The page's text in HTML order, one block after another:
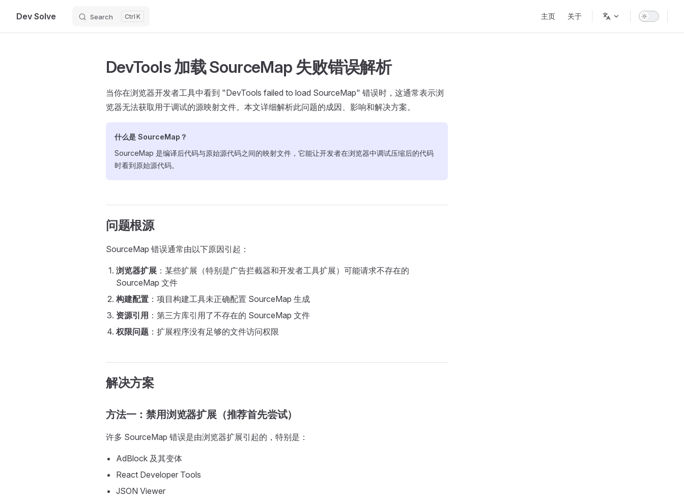
Skip to content
Dev Solve Search K 主页 关于
DevTools 加载 SourceMap 失败错误解析
当你在浏览器开发者工具中看到 "DevTools failed to load SourceMap" 错误时，这通常表示浏
览器无法获取用于调试的源映射文件。本文详细解析此问题的成因、影响和解决方案。
什么是 SourceMap？
SourceMap 是编译后代码与原始源代码之间的映射文件，它能让开发者在浏览器中调试压缩后的代码
时看到原始源代码。
问题根源
SourceMap 错误通常由以下原因引起：
浏览器扩展 ：某些扩展（特别是广告拦截器和开发者工具扩展）可能请求不存在的
SourceMap 文件
构建配置 ：项目构建工具未正确配置 SourceMap 生成
资源引用 ：第三方库引用了不存在的 SourceMap 文件
权限问题 ：扩展程序没有足够的文件访问权限
解决方案
方法一：禁用浏览器扩展（推荐首先尝试）
许多 SourceMap 错误是由浏览器扩展引起的，特别是：
AdBlock 及其变体
React Developer Tools
JSON Viewer